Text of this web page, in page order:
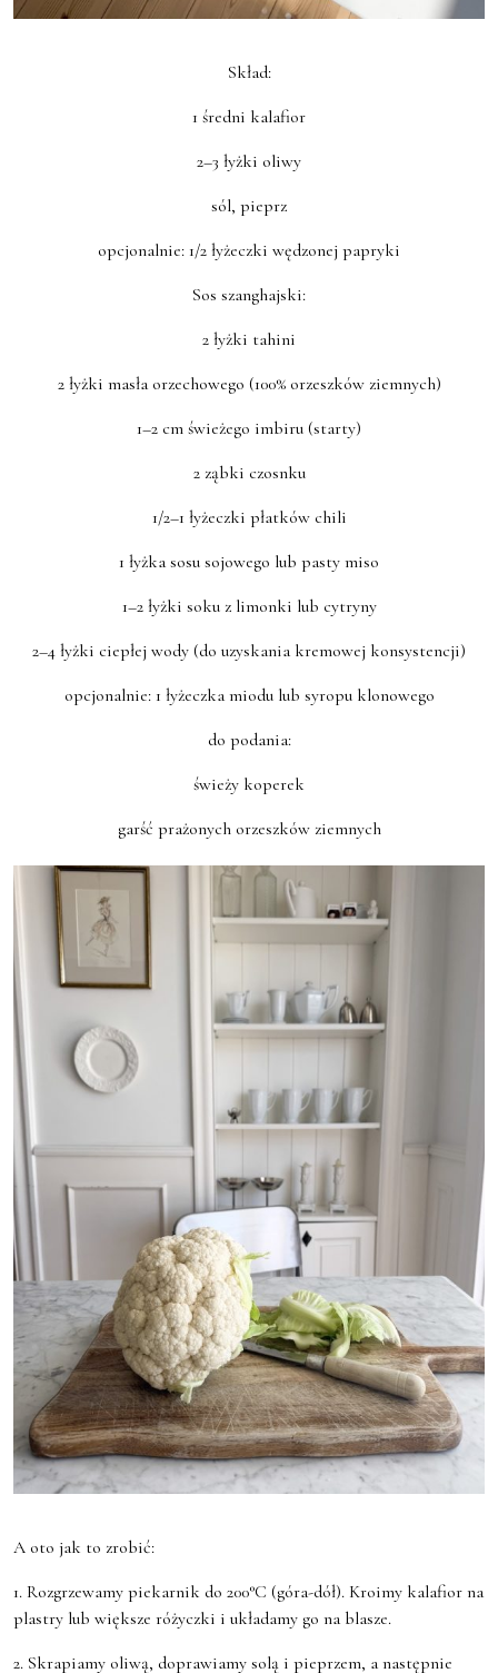
Skład:
1 średni kalafior
2–3 łyżki oliwy
sól, pieprz
opcjonalnie: 1/2 łyżeczki wędzonej papryki
Sos szanghajski:
2 łyżki tahini
2 łyżki masła orzechowego (100% orzeszków ziemnych)
1–2 cm świeżego imbiru (starty)
2 ząbki czosnku
1/2–1 łyżeczki płatków chili
1 łyżka sosu sojowego lub pasty miso
1–2 łyżki soku z limonki lub cytryny
2–4 łyżki ciepłej wody (do uzyskania kremowej konsystencji)
opcjonalnie: 1 łyżeczka miodu lub syropu klonowego
do podania:
świeży koperek
garść prażonych orzeszków ziemnych
A oto jak to zrobić:
1. Rozgrzewamy piekarnik do 200°C (góra-dół). Kroimy kalafior na
plastry lub większe różyczki i układamy go na blasze.
2. Skrapiamy oliwą, doprawiamy solą i pieprzem, a następnie